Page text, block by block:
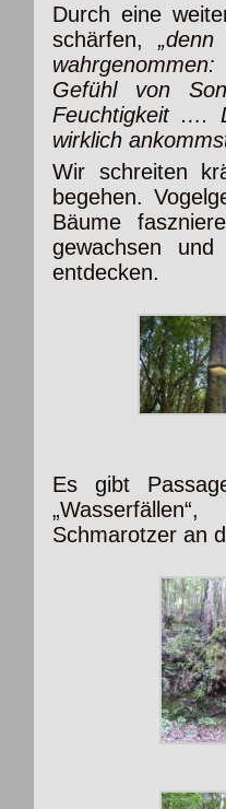
Durch eine
schärfen,
Gefühl von
Feuchtigkeit ….
wirklich
Wir schreiten
begehen.
Bäume
gewachsen
entdecken.
Es gibt
Schmarotzer an